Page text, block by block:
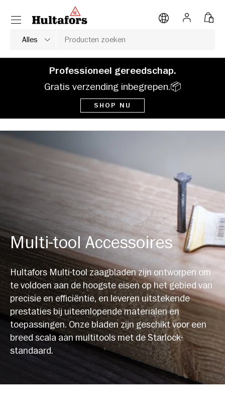
NAAR INHOUD
Zoeken
Soort product
Alles
Inloggen
Tas
Menu
Professioneel gereedschap.
Gratis verzending inbegrepen.📦
SHOP NU
Multi-tool Accessoires
Hultafors Multi-tool zaagbladen zijn ontworpen om
te voldoen aan de hoogste eisen op het gebied van
precisie en efficiëntie, en leveren uitstekende
prestaties bij uiteenlopende materialen en
toepassingen. Onze bladen zijn geschikt voor een
breed scala aan multitools met de Starlock-
standaard.